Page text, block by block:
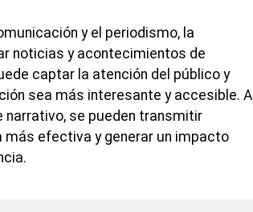
y el periodismo, la
noticias y acontecimientos de
captar la atención del público y
sea más interesante y accesible. A
narrativo, se pueden transmitir
más efectiva y generar un impacto